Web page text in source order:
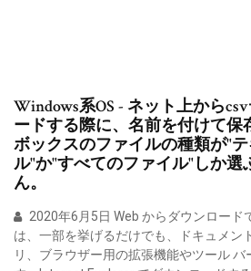
Windows系OS - ネット上から
ードする際に、名前を付けて保
ボックスのファイルの種類が"
ル"か"すべてのファイル"しか選
ん。
2020年6月5日 Web からダウンロード
は、一部を挙げるだけでも、ドキュメン
リ、ブラウザー用の拡張機能やツール バ